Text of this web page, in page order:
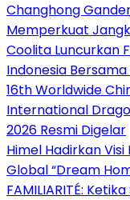
Changhong
Memperkuat
Coolita Luncurkan
Indonesia
16th Worldwide
International
2026 Resmi Digelar
Himel Hadirkan
Global “Dream
FAMILIARITÉ: